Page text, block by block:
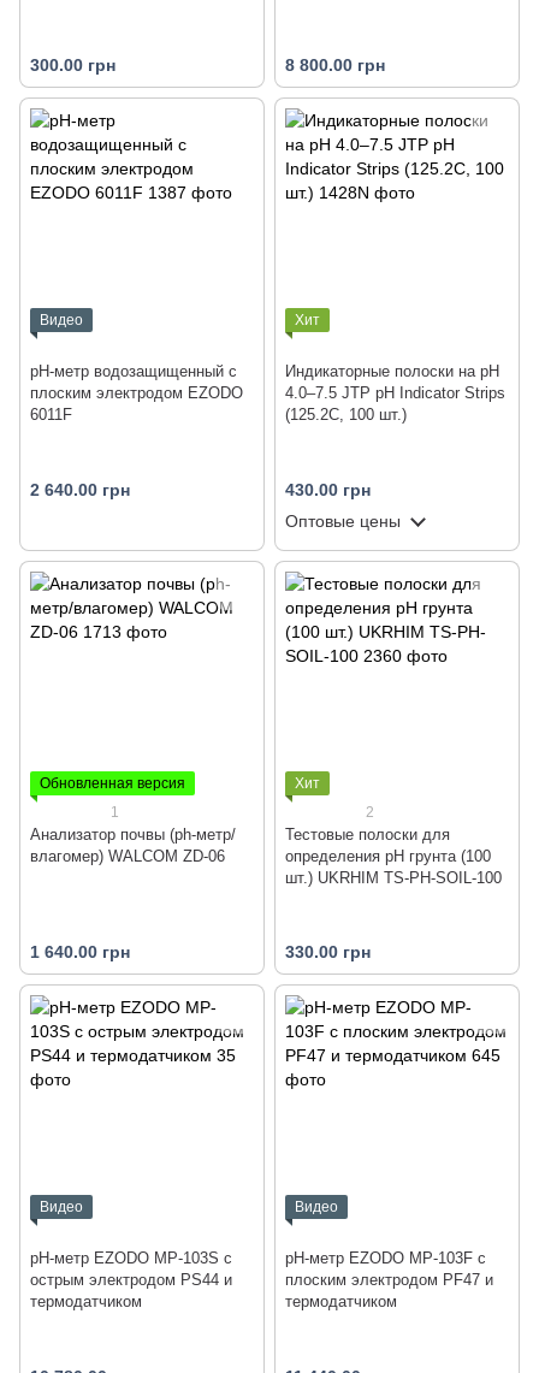
300.00 грн 8 800.00 грн
Видео
рН-метр водозащищенный с
плоским электродом EZODO
6011F
2 640.00 грн
Хит
Индикаторные полоски на pH
4.0–7.5 JTP pH Indicator Strips
(125.2C, 100 шт.)
430.00 грн
Оптовые цены
Обновленная версия
1
Анализатор почвы (ph-метр/
влагомер) WALCOM ZD-06
1 640.00 грн
Хит
2
Тестовые полоски для
определения pH грунта (100
шт.) UKRHIM TS-PH-SOIL-100
330.00 грн
Видео
рН-метр EZODO MP-103S с
острым электродом PS44 и
термодатчиком
Видео
рН-метр EZODO MP-103F с
плоским электродом PF47 и
термодатчиком